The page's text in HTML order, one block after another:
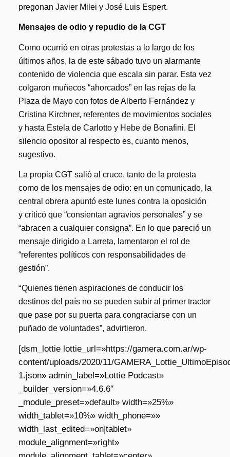
pregonan Javier Milei y José Luis Espert.
Mensajes de odio y repudio de la CGT
Como ocurrió en otras protestas a lo largo de los
últimos años, la de este sábado tuvo un alarmante
contenido de violencia que escala sin parar. Esta vez
colgaron muñecos “ahorcados” en las rejas de la
Plaza de Mayo con fotos de Alberto Fernández y
Cristina Kirchner, referentes de movimientos sociales
y hasta Estela de Carlotto y Hebe de Bonafini. El
silencio opositor al respecto es, cuanto menos,
sugestivo.
La propia CGT salió al cruce, tanto de la protesta
como de los mensajes de odio: en un comunicado, la
central obrera apuntó este lunes contra la oposición
y criticó que “consientan agravios personales” y se
“abracen a cualquier consigna”. En lo que pareció un
mensaje dirigido a Larreta, lamentaron el rol de
“referentes políticos con responsabilidades de
gestión”.
“Quienes tienen aspiraciones de conducir los
destinos del país no se pueden subir al primer tractor
que pase por su puerta para congraciarse con un
puñado de voluntades”, advirtieron.
[dsm_lottie lottie_url=»https://gamera.com.ar/wp-
content/uploads/2020/11/
1.json» admin_label=»Lottie Podcast»
_builder_version=»4.6.6″
_module_preset=»default» width=»25%»
width_tablet=»10%» width_phone=»»
width_last_edited=»on|tablet»
module_alignment=»right»